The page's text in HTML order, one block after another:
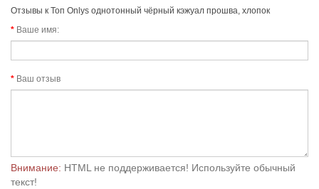
Отзывы к Топ Onlys однотонный чёрный кэжуал прошва, хлопок
Ваше имя:
Ваш отзыв
Внимание: HTML не поддерживается! Используйте обычный
текст!